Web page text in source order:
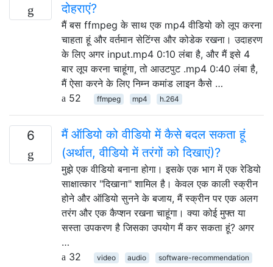
दोहराएं?
मैं बस ffmpeg के साथ एक mp4 वीडियो को लूप करना
चाहता हूं और वर्तमान सेटिंग्स और कोडेक रखना। उदाहरण
के लिए अगर input.mp4 0:10 लंबा है, और मैं इसे 4
बार लूप करना चाहूंगा, तो आउटपुट .mp4 0:40 लंबा है,
मैं ऐसा करने के लिए निम्न कमांड लाइन कैसे …
52
ffmpeg mp4 h.264
6
मैं ऑडियो को वीडियो में कैसे बदल सकता हूं
(अर्थात, वीडियो में तरंगों को दिखाएं)?
मुझे एक वीडियो बनाना होगा। इसके एक भाग में एक रेडियो
साक्षात्कार "दिखाना" शामिल है। केवल एक काली स्क्रीन
होने और ऑडियो सुनने के बजाय, मैं स्क्रीन पर एक अलग
तरंग और एक कैप्शन रखना चाहूंगा। क्या कोई मुफ्त या
सस्ता उपकरण है जिसका उपयोग मैं कर सकता हूं? अगर
…
32
video audio software-recommendation